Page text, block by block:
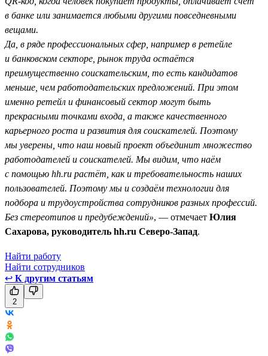
в банке или занимается любыми другими повседневными
вещами.
Да, в ряде профессиональных сфер, например в ретейле
и банковском секторе, рынок труда остаётся
преимущественно соискательским, то есть кандидатов
меньше, чем работодательских предложений. При этом
именно ретейл и финансовый сектор могут быть
прекрасными точками входа, а также качественного
карьерного роста и развития для соискателей. Поэтому
мы уверены, что наш новый проект объединит множество
работодателей и соискателей. Мы видим, что наём
с помощью hh.ru растёт, как и требовательность наших
пользователей. Поэтому мы и создаём технологии для
подбора и трудоустройства сотрудников разных профессий.
Без стереотипов и предубеждений», — отмечает Юлия
Сахарова, руководитель hh.ru Северо-Запад.
Найти работу
Найти сотрудников
↩ К другим статьям
2